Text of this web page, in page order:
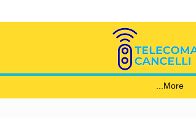
More...